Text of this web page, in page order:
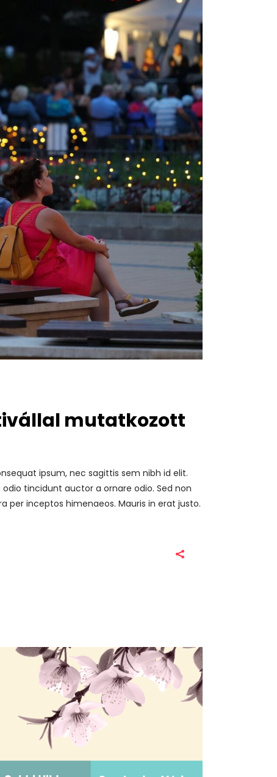
mutatkozott
ipsum, nec sagittis sem nibh id elit.
tincidunt auctor a ornare odio. Sed non
inceptos himenaeos. Mauris in erat justo.